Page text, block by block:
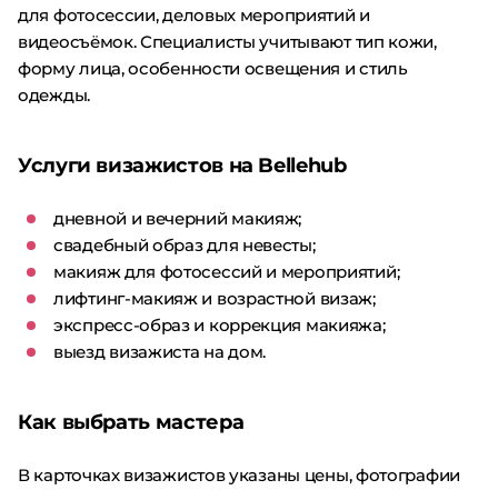
для фотосессии, деловых мероприятий и
видеосъёмок. Специалисты учитывают тип кожи,
форму лица, особенности освещения и стиль
одежды.
Услуги визажистов на Bellehub
дневной и вечерний макияж;
свадебный образ для невесты;
макияж для фотосессий и мероприятий;
лифтинг-макияж и возрастной визаж;
экспресс-образ и коррекция макияжа;
выезд визажиста на дом.
Как выбрать мастера
В карточках визажистов указаны цены, фотографии